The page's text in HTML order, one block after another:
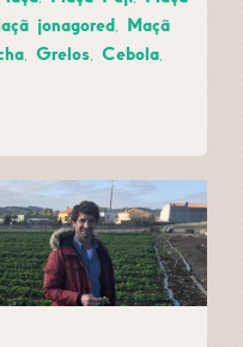
jonagored, Maçã
Grelos, Cebola,